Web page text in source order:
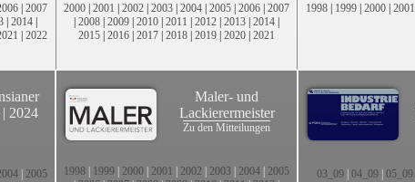
| 2007
| 2014 |
| 2022
2000 | 2001 | 2002 | 2003 | 2004 | 2005 | 2006 | 2007
| 2008 | 2009 | 2010 | 2011 | 2012 | 2013 | 2014 |
2015 | 2016 | 2017 | 2018 | 2019 | 2020 | 2021
1998 | 1999 | 2000 | 2001
| 2024
2005
Maler- und
Lackierermeister
Zu den Mitteilungen
1998 1999 2000 2001 2002 2003 2004 2005
03_09| 04_09| 05_09|